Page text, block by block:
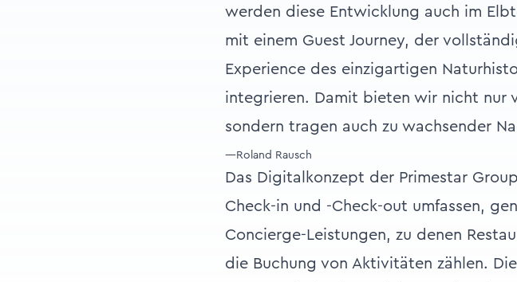
werden diese Entwicklung auch im
mit einem Guest Journey, der
Experience des einzigartigen
integrieren. Damit bieten wir nicht nur
sondern tragen auch zu wachsender
—Roland Rausch
Das Digitalkonzept der Primestar
Check-in und -Check-out umfassen,
Concierge-Leistungen, zu denen
die Buchung von Aktivitäten zählen.